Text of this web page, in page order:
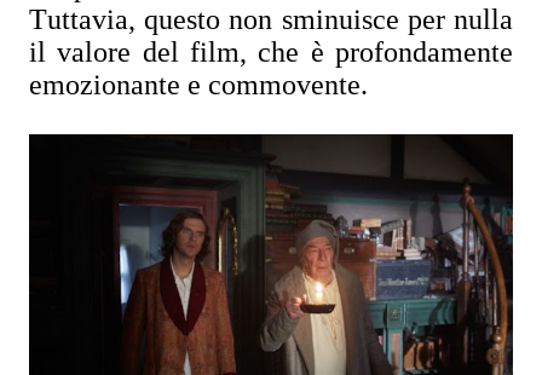
Tuttavia, questo non sminuisce per nulla
il valore del film, che è profondamente
emozionante e commovente.